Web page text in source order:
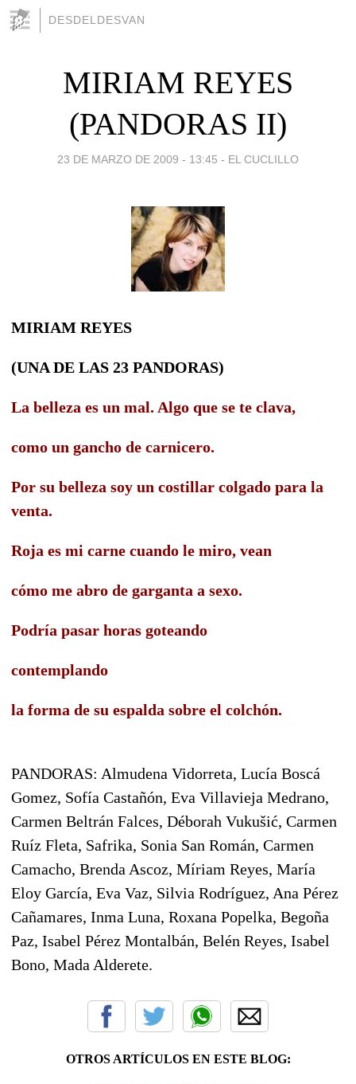
DESDELDESVAN
MIRIAM REYES
(PANDORAS II)
23 DE MARZO DE 2009 - 13:45 - EL CUCLILLO
MIRIAM REYES
(UNA DE LAS 23 PANDORAS)
La belleza es un mal. Algo que se te clava,
como un gancho de carnicero.
Por su belleza soy un costillar colgado para la
venta.
Roja es mi carne cuando le miro, vean
cómo me abro de garganta a sexo.
Podría pasar horas goteando
contemplando
la forma de su espalda sobre el colchón.
PANDORAS: Almudena Vidorreta, Lucía Boscá
Gomez, Sofía Castañón, Eva Villavieja Medrano,
Carmen Beltrán Falces, Déborah Vukušić, Carmen
Ruíz Fleta, Safrika, Sonia San Román, Carmen
Camacho, Brenda Ascoz, Míriam Reyes, María
Eloy García, Eva Vaz, Silvia Rodríguez, Ana Pérez
Cañamares, Inma Luna, Roxana Popelka, Begoña
Paz, Isabel Pérez Montalbán, Belén Reyes, Isabel
Bono, Mada Alderete.
OTROS ARTÍCULOS EN ESTE BLOG: